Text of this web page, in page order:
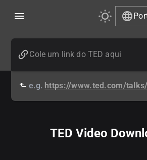
e.g.
TED Video